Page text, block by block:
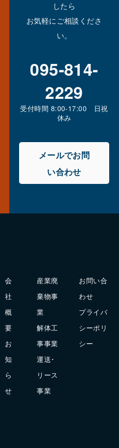
したら
お気軽にご相談くださ
い。
095-814-
2229
受付時間 8:00-17:00 日祝
休み
メールでお問
い合わせ
会
社
概
要
お
知
ら
せ
産業廃
棄物事
業
解体工
事事業
運送･
リース
事業
お問い合
わせ
プライバ
シーポリ
シー